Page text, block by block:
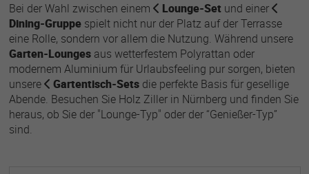
Bei der Wahl zwischen einem Lounge-Setund einer
Dining-Gruppespielt nicht nur der Platz auf der Terrasse
eine Rolle, sondern vor allem die Nutzung. Während unsere
Garten-Loungesaus wetterfestem Polyrattan oder
modernem Aluminium für Urlaubsfeeling pur sorgen, bieten
unsere
Gartentisch-Setsdie perfekte Basis für gesellige
Abende. Besuchen Sie Holz Ziller in Nürnberg und finden Sie
heraus, ob Sie der "Lounge-Typ" oder der “Genießer-Typ”
sind.